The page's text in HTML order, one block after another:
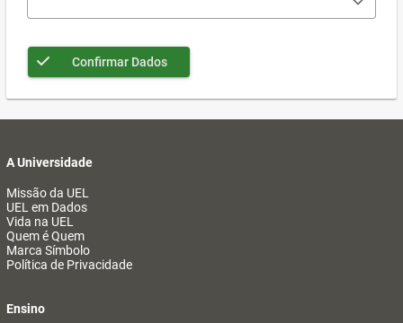
Confirmar Dados
A Universidade
Missão da UEL
UEL em Dados
Vida na UEL
Quem é Quem
Marca Símbolo
Política de Privacidade
Ensino